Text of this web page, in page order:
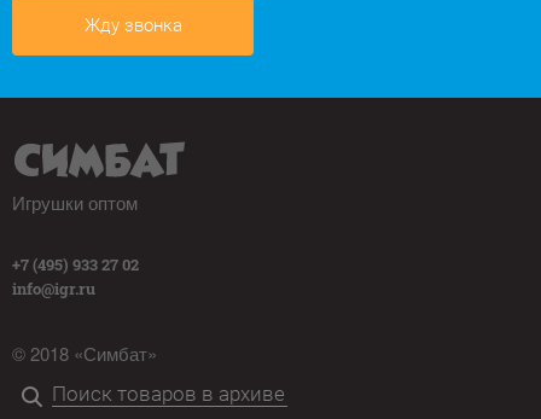
Жду звонка
Игрушки оптом
+7 (495) 933 27 02
info@igr.ru
© 2018 «Симбат»